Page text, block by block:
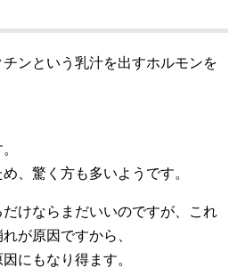
ンという乳汁を出すホルモンを
、驚く方も多いようです。
けならまだいいのですが、これ
が原因ですから、
にもなり得ます。